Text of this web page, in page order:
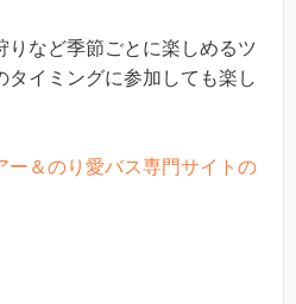
りなど季節ごとに楽しめるツ
タイミングに参加しても楽し
ー＆のり愛バス専門サイトの